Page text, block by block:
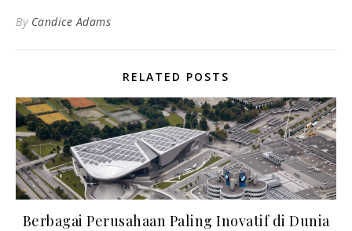
By Candice Adams
RELATED POSTS
Berbagai Perusahaan Paling Inovatif di Dunia